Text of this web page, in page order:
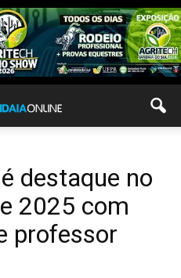
destaque no
2025 com
professor